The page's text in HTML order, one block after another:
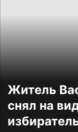
Житель
снял на